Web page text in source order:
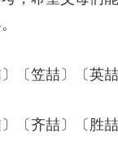
〔笠喆〕〔英喆
〔齐喆〕〔胜喆